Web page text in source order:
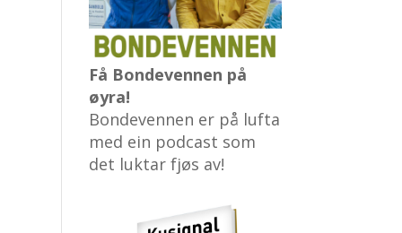
Få Bondevennen på
øyra!
Bondevennen er på lufta
med ein podcast som
det luktar fjøs av!